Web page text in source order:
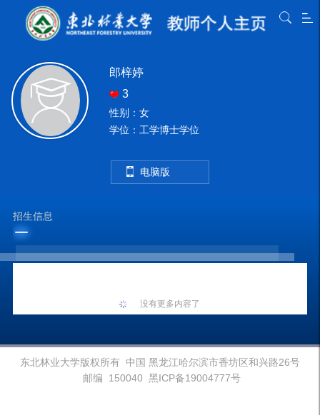
郎梓婷
3
性别：女
学位：工学博士学位
电脑版
招生信息
没有更多内容了
东北林业大学版权所有 中国 黑龙江哈尔滨市香坊区和兴路26号
邮编 150040 黑ICP备19004777号